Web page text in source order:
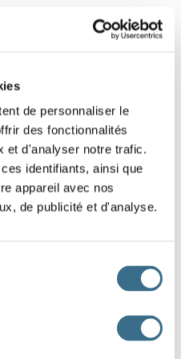
de personnaliser le
des fonctionnalités
et d'analyser notre trafic.
identifiants, ainsi que
appareil avec nos
de publicité et d'analyse.
enu